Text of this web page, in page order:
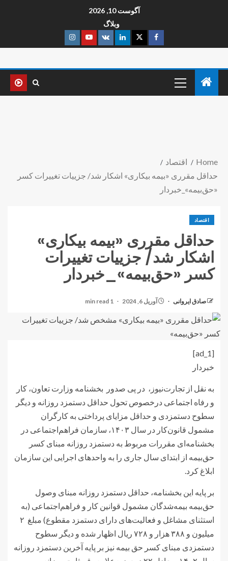
آگوست 10, 2026
وبلاگ
Home
اقتصاد
حداقل مقرری «بیمه بیکاری» اشکار شد/ جزییات تغییرات کسر
«حق‏‌بیمه»_خبردار
اقتصاد
حداقل مقرری «بیمه بیکاری»
اشکار شد/ جزییات تغییرات
کسر «حق‏‌بیمه»_خبردار
صادق ایروانی آوریل 6, 2024 1 min read
[ad_1]
خبردار
به نقل از تجارت‌نیوز، در پی صدور بخشنامه وزارت تعاون، کار
و رفاه اجتماعی درخصوص تحول حداقل دستمزد روزانه و دیگر
سطوح دستمزدی و حداقل مزایای پرداختی به کارگران
مشمول قانون‌کار در سال ۱۴۰۳، سازمان فراهم‌اجتماعی در
بخشنامه‌ای مقررات مربوط به دستمزد روزانه مبنای کسر
حق‌بیمه از ابتدای سال جاری را به واحدهای اجرایی این سازمان
ابلاغ کرد.
بر پایه این بخشنامه، حداقل دستمزد روزانه مبنای وصول
حق‌بیمه بیمه‌شدگان مشمول قوانین کار و فراهم‌اجتماعی (به
استثنای مشاغل و فعالیت‌های دارای دستمزد مقطوع)‌ مبلغ ۲
میلیون و ۳۸۸ هزار و ۷۲۸ ریال اظهار شده و دیگر سطوح
دستمزدی مبنای کسر حق بیمه نیز بر پایه آخرین دستمزد روزانه